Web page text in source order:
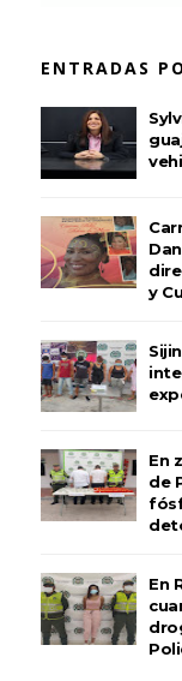
ENTRADAS
y
En
de
En